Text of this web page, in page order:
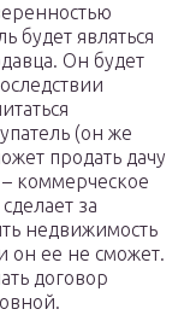
будет являться
Он будет
(он же
продать дачу
коммерческое
за
недвижимость
он ее не сможет.
договор